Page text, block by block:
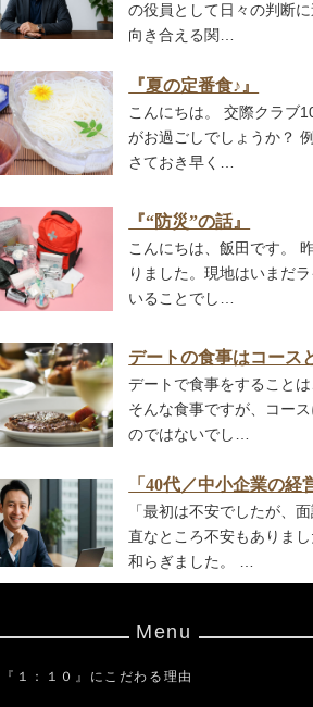
の役員として日々の判断
向き合える関…
『夏の定番食♪』
こんにちは。 交際クラブ
がお過ごしでしょうか？
さておき早く…
『“防災”の話』
こんにちは、飯田です。
りました。現地はいまだ
いることでし…
デートの食事はコース
デートで食事をすること
そんな食事ですが、コー
のではないでし…
「40代／中小企業の経
「最初は不安でしたが、
直なところ不安もありま
和らぎました。 …
Menu
『１：１０』にこだわる理由